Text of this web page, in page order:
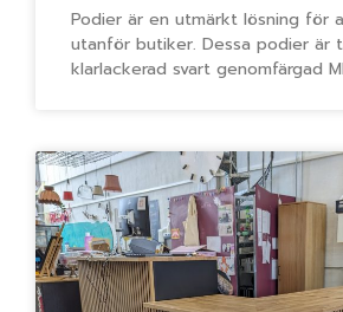
Podier är en utmärkt lösning för
utanför butiker. Dessa podier är
klarlackerad svart genomfärgad